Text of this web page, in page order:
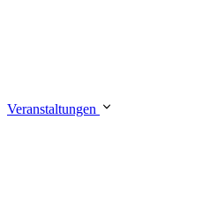
Veranstaltungen